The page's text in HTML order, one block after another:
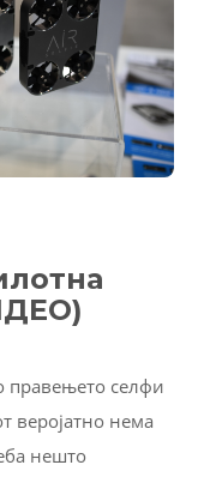
правењето селфи
веројатно нема
нешто